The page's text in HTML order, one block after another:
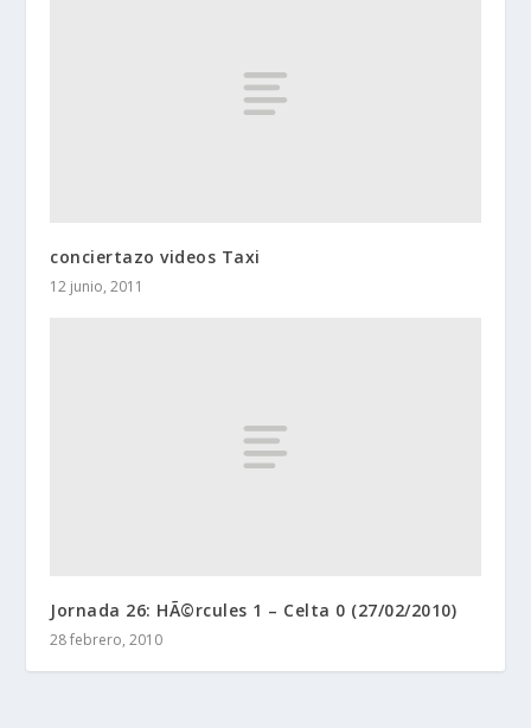
conciertazo videos Taxi
12 junio, 2011
Jornada 26: HÃ©rcules 1 – Celta 0 (27/02/2010)
28 febrero, 2010